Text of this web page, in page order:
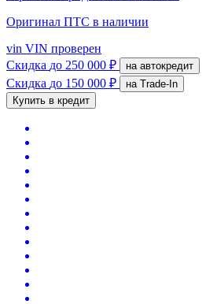
Оригинал ПТС в наличии
vin VIN проверен
Скидка до 250 000 ₽ на автокредит
Скидка до 150 000 ₽
на Trade-In
Купить в кредит